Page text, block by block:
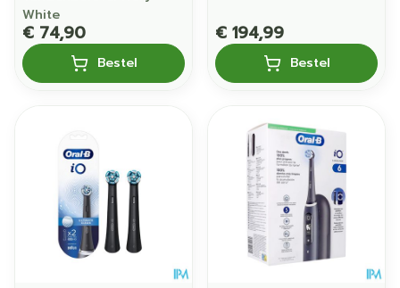
White
€ 74,90
Bestel
€ 194,99
Bestel